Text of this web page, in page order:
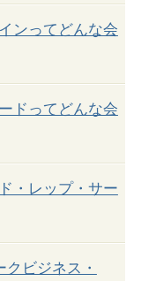
ンってどんな会
ドってどんな会
・レップ・サー
ビジネス・